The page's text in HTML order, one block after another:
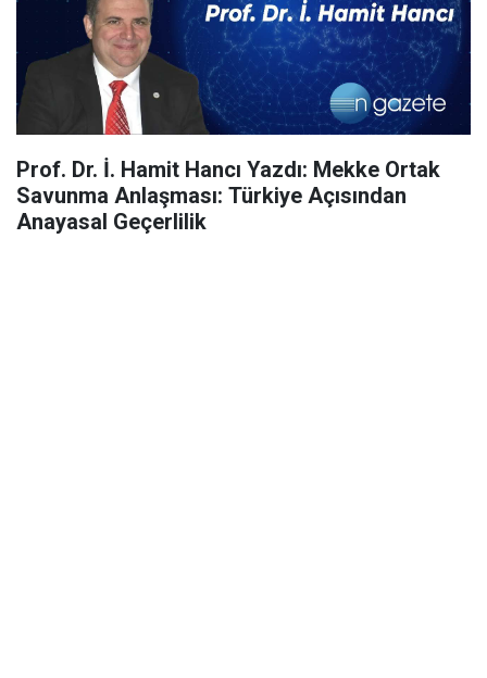
Prof. Dr. İ. Hamit Hancı Yazdı: Mekke Ortak
Savunma Anlaşması: Türkiye Açısından
Anayasal Geçerlilik